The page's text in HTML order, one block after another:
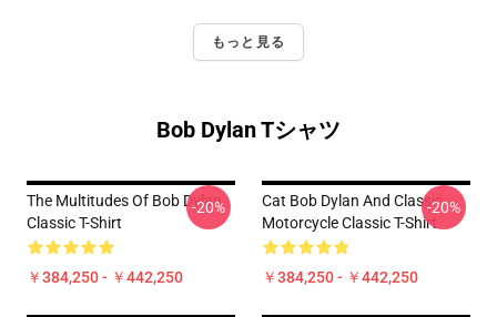
もっと見る
Bob Dylan Tシャツ
The Multitudes Of Bob Dylan
Classic T-Shirt
￥384,250 - ￥442,250
-20%
Cat Bob Dylan And Classic
Motorcycle Classic T-Shirt
￥384,250 - ￥442,250
-20%